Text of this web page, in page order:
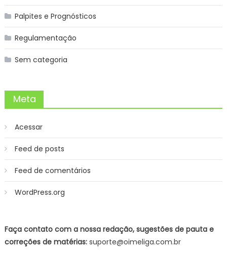
Palpites e Prognósticos
Regulamentação
Sem categoria
Meta
Acessar
Feed de posts
Feed de comentários
WordPress.org
Faça contato com a nossa redação, sugestões de pauta e
correções de matérias:suporte@oimeliga.com.br